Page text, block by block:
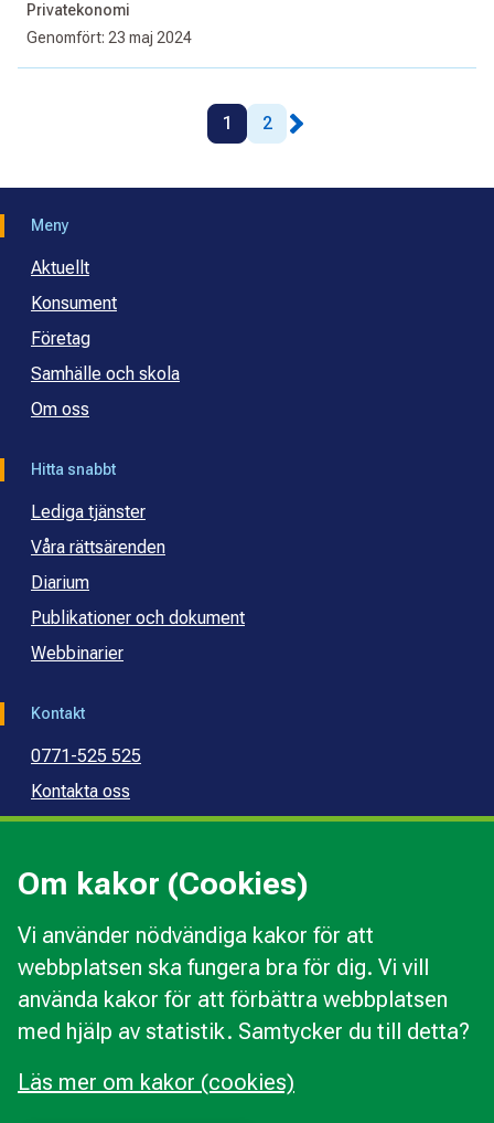
Om kakor (Cookies)
Vi använder nödvändiga kakor för att
webbplatsen ska fungera bra för dig. Vi vill
använda kakor för att förbättra webbplatsen
med hjälp av statistik. Samtycker du till detta?
Läs mer om kakor (cookies)
Privatekonomi
Genomfört: 23 maj 2024
1 2
Meny
Aktuellt
Konsument
Företag
Samhälle och skola
Om oss
Hitta snabbt
Lediga tjänster
Våra rättsärenden
Diarium
Publikationer och dokument
Webbinarier
Kontakt
0771-525 525
Kontakta oss
Press
Kommunal budget- och skuldrådgivning
Om webbplatsen
Behandling av personuppgifter